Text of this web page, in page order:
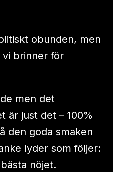
obunden, men
vi brinner för
men det
är just det – 100%
den goda smaken
lyder som följer:
nöjet.